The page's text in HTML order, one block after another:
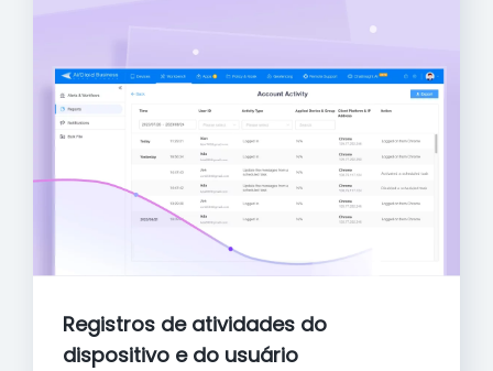
Registros de atividades do
dispositivo e do usuário